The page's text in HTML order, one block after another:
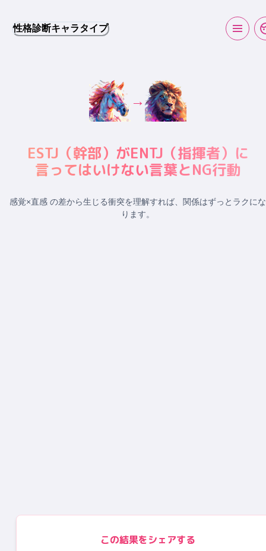
性格診断キャラタイプ
→
ESTJ （幹部）がENTJ （指揮者）に
言ってはいけない言葉とNG行動
感覚×直感 の差から生じる衝突を理解すれば、関係はずっとラクにな
ります。
この結果をシェアする